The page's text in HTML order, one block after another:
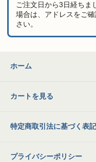
ご注文日から3日経ちま
場合は、アドレスをご
さい。
ホーム
カートを見る
特定商取引法に基づく表記
プライバシーポリシー